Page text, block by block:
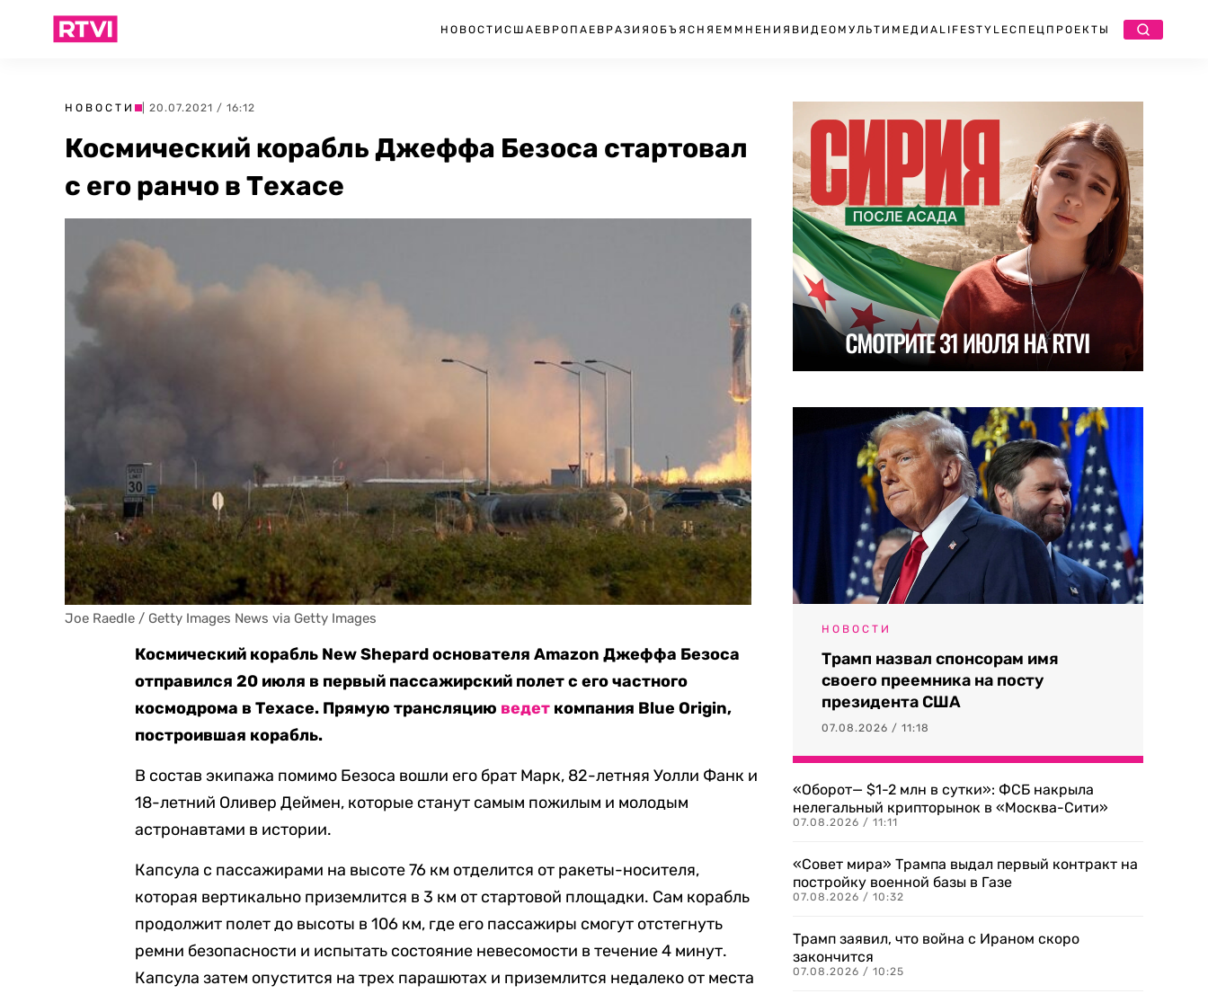
НОВОСТИ США ЕВРОПА ЕВРАЗИЯ ОБЪЯСНЯЕМ МНЕНИЯ ВИДЕО МУЛЬТИМЕДИА LIFESTYLEСПЕЦПРОЕКТЫ
НОВОСТИ | 20.07.2021 / 16:12
Космический корабль Джеффа Безоса стартовал
с его ранчо в Техасе
Joe Raedle / Getty Images News via Getty Images
Космический корабль New Shepard основателя Amazon Джеффа Безоса
отправился 20 июля в первый пассажирский полет с его частного
космодрома в Техасе. Прямую трансляцию ведет компания Blue Origin,
построившая корабль.
В состав экипажа помимо Безоса вошли его брат Марк, 82-летняя Уолли Фанк и
18-летний Оливер Деймен, которые станут самым пожилым и молодым
астронавтами в истории.
Капсула с пассажирами на высоте 76 км отделится от ракеты-носителя,
которая вертикально приземлится в 3 км от стартовой площадки. Сам корабль
продолжит полет до высоты в 106 км, где его пассажиры смогут отстегнуть
ремни безопасности и испытать состояние невесомости в течение 4 минут.
Капсула затем опустится на трех парашютах и приземлится недалеко от места
НОВОСТИ
Трамп назвал спонсорам имя
своего преемника на посту
президента США
07.08.2026 / 11:18
«Оборот— $1-2 млн в сутки»: ФСБ накрыла
нелегальный крипторынок в «Москва-Сити»
07.08.2026 / 11:11
«Совет мира» Трампа выдал первый контракт на
постройку военной базы в Газе
07.08.2026 / 10:32
Трамп заявил, что война с Ираном скоро
закончится
07.08.2026 / 10:25